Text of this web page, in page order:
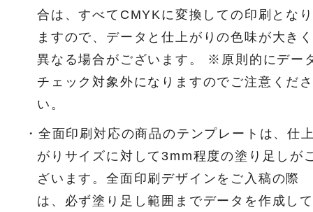
合は、すべてCMYKに変換しての印刷となり
ますので、データと仕上がりの色味が大きく
異なる場合がございます。 ※原則的にデー
チェック対象外になりますのでご注意くださ
い。
・全面印刷対応の商品のテンプレートは、仕
がりサイズに対して3mm程度の塗り足しが
ざいます。全面印刷デザインをご入稿の際
は、必ず塗り足し範囲までデータを作成して